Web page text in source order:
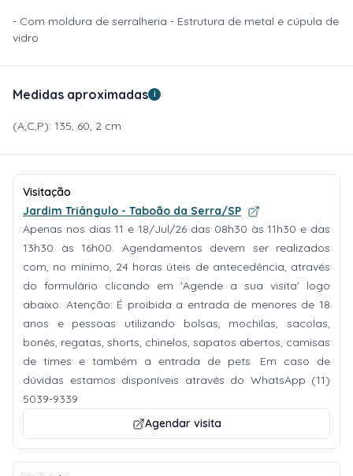
- Com moldura de serralheria - Estrutura de metal e cúpula de
vidro
Medidas aproximadas i
(A,C,P): 135, 60, 2 cm
Visitação
Jardim Triângulo - Taboão da Serra/SP
Apenas nos dias 11 e 18/Jul/26 das 08h30 às 11h30 e das
13h30 às 16h00. Agendamentos devem ser realizados
com, no mínimo, 24 horas úteis de antecedência, através
do formulário clicando em 'Agende a sua visita' logo
abaixo. Atenção: É proibida a entrada de menores de 18
anos e pessoas utilizando bolsas, mochilas, sacolas,
bonés, regatas, shorts, chinelos, sapatos abertos, camisas
de times e também a entrada de pets. Em caso de
dúvidas estamos disponíveis através do WhatsApp (11)
5039-9339
Agendar visita